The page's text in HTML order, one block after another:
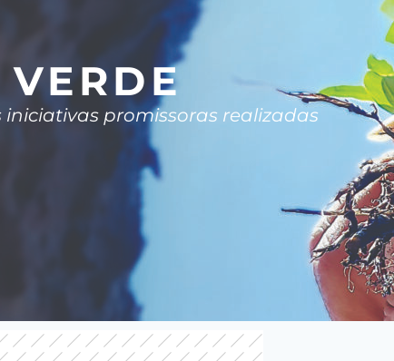
promissoras realizadas